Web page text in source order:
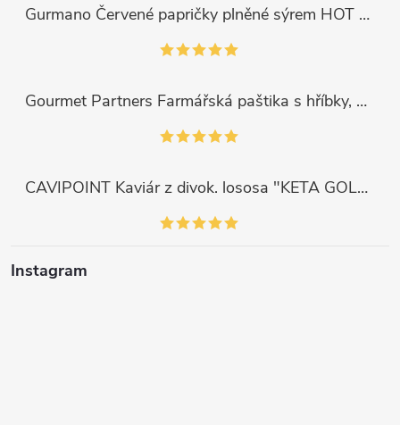
Gurmano Červené papričky plněné sýrem HOT palivé, 290g
Gourmet Partners Farmářská paštika s hříbky, 180g
CAVIPOINT Kaviár z divok. lososa "KETA GOLD", 200g
Instagram